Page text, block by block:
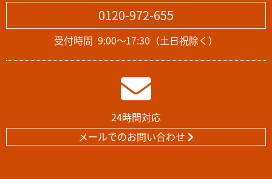
0120-972-655
受付時間 9:00～17:30（土日祝除く）
24時間対応
メールでのお問い合わせ